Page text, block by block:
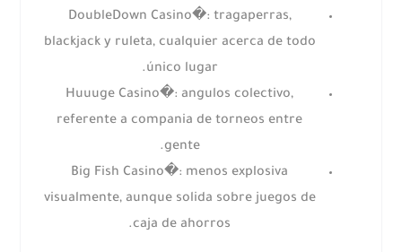
DoubleDown Casino�: tragaperras,
blackjack y ruleta, cualquier acerca de todo
único lugar.
Huuuge Casino�: angulos colectivo,
referente a compania de torneos entre
gente.
Big Fish Casino�: menos explosiva
visualmente, aunque solida sobre juegos de
caja de ahorros.